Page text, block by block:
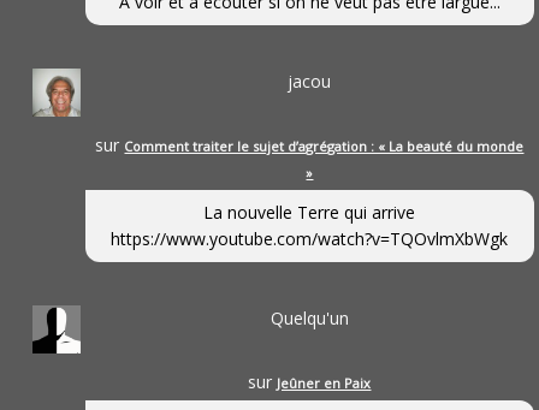
jacou
sur Comment traiter le sujet d’agrégation : « La beauté du monde
»
La nouvelle Terre qui arrive
https://www.youtube.com/watch?v=TQOvlmXbWgk
Quelqu'un
sur Jeûner en Paix